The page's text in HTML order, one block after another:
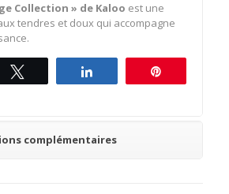
Collection » de Kaloo est une
tendres et doux qui accompagne
complémentaires